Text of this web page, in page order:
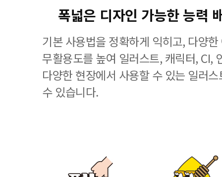
폭넓은 디자인 가능한 능력
기본 사용법을 정확하게 익히고, 다양
무활용도를 높여 일러스트, 캐릭터, CI,
다양한 현장에서 사용할 수 있는 일러
수 있습니다.